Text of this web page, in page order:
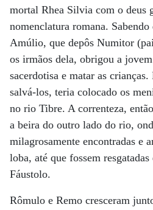
mortal Rhea Silvia com o deus
nomenclatura romana.
Amúlio, que depôs Numitor
os irmãos dela, obrigou a
sacerdotisa e matar as
salvá-los, teria colocado os
no rio Tibre. A correnteza,
a beira do outro lado do rio,
milagrosamente encontradas e
loba, até que fossem
Fáustolo.
Rômulo e Remo cresceram